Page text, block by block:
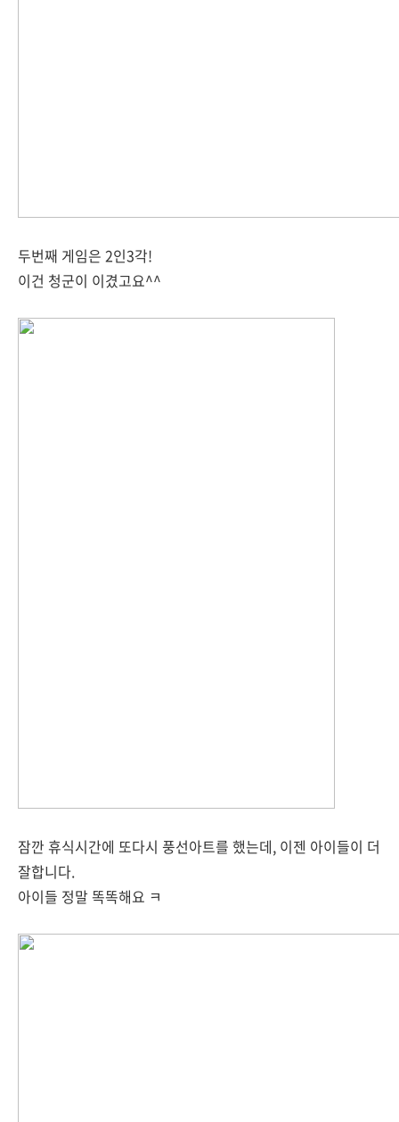
두번째 게임은 2인3각!
이건 청군이 이겼고요^^
잠깐 휴식시간에 또다시 풍선아트를 했는데, 이젠 아이들이 더
잘합니다.
아이들 정말 똑똑해요 ㅋ